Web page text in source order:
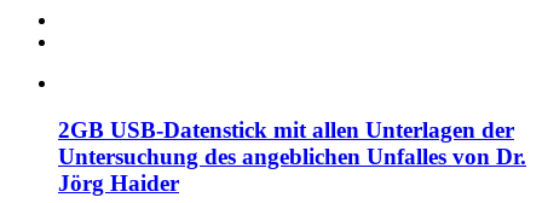
2GB USB-Datenstick mit allen Unterlagen der
Untersuchung des angeblichen Unfalles von Dr.
Jörg Haider